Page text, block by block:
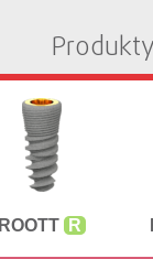
Produkty
ROOTT R